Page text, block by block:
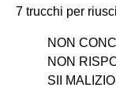
7 trucchi per
NON
NON
SII